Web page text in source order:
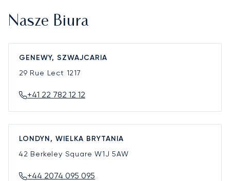
Nasze Biura
GENEWY, SZWAJCARIA
29 Rue Lect 1217
+41 22 782 12 12
LONDYN, WIELKA BRYTANIA
42 Berkeley SquareW1J 5AW
+44 2074 095 095